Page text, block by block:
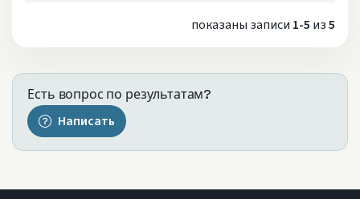
показаны записи 1-5 из5
Есть вопрос по результатам?
Написать